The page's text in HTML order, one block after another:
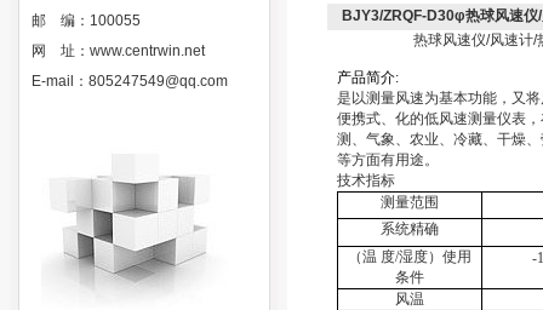
邮 编：100055
网 址： www.centrwin.net
E-mail： 805247549@qq.com
BJY3/ZRQF-D30φ热球风速
热球风速仪/风速计
产品简介:
是以测量风速为基本功能，又
便携式、化的低风速测量仪表
测、气象、农业、冷藏、干燥
等方面有用途。
技术指标
测量范围
系统精确
（温 度/湿度）使用
条件
-
风温